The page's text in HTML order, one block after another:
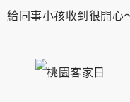
給同事小孩收到很開心